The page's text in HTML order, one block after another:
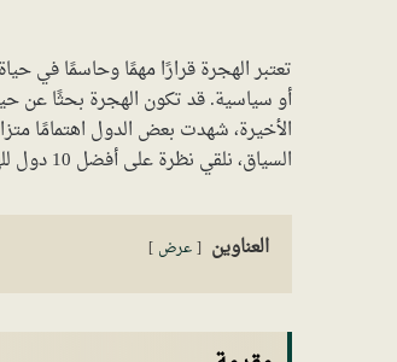
تعتبر الهجرة قرارًا مهمًا وحاسمًا في
أو سياسية. قد تكون الهجرة بحثًا عن
الأخيرة، شهدت بعض الدول اهتمامًا
السياق، نلقي نظرة على أفضل 10 دول للهجرة في العالم، مع التركيز على ما يجعل كل دولة منها وجهة جذابة للمهاجرين.
العناوين عرض